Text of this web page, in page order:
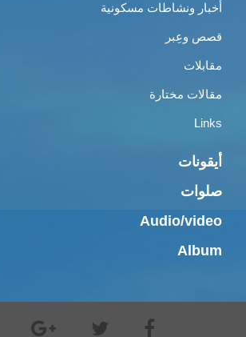
أخبار ونشاطات مسكونية
قصص وعِبر
مقابلات
مقالات مختارة
Links
أيقونات
صلوات
Audio/video
Album